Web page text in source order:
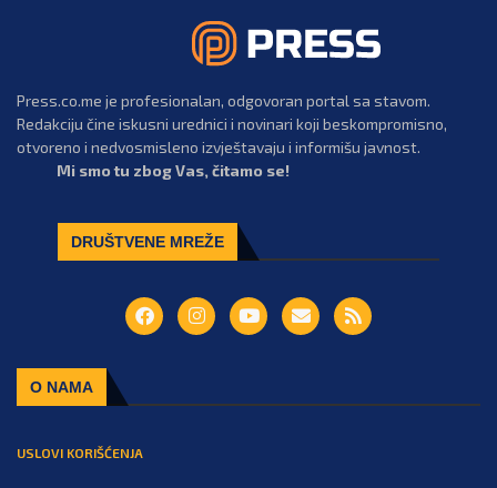
Press.co.me je profesionalan, odgovoran portal sa stavom.
Redakciju čine iskusni urednici i novinari koji beskompromisno,
otvoreno i nedvosmisleno izvještavaju i informišu javnost.
Mi smo tu zbog Vas, čitamo se!
DRUŠTVENE MREŽE
O NAMA
USLOVI KORIŠĆENJA